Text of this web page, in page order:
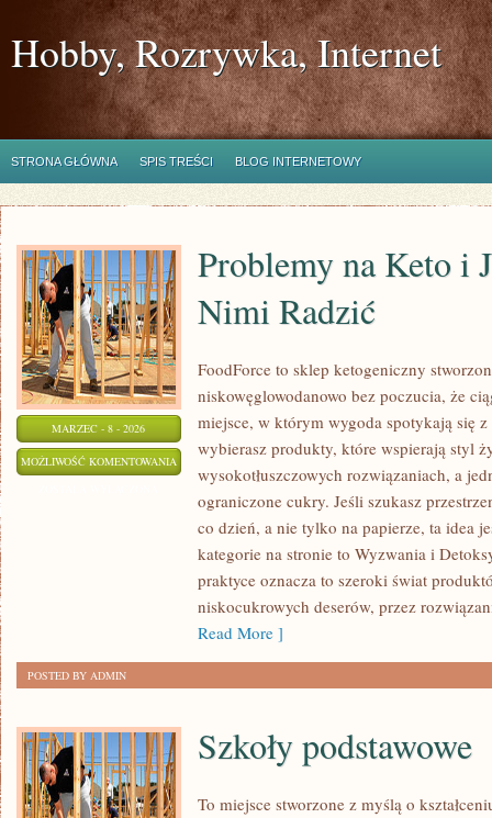
Hobby, Rozrywka, Internet
STRONA GŁÓWNA SPIS TREŚCI BLOG INTERNETOWY
MARZEC - 8 - 2026
MOŻLIWOŚĆ KOMENTOWANIA PROBLEMY
Problemy na Keto i
Nimi Radzić
FoodForce to sklep ketogeniczny
niskowęglowodanowo bez poczucia, że
miejsce, w którym wygoda spotykają się
wybierasz produkty, które wspierają styl
wysokotłuszczowych rozwiązaniach, a
ograniczone cukry. Jeśli szukasz
co dzień, a nie tylko na papierze, ta idea
kategorie na stronie to Wyzwania i
praktyce oznacza to szeroki świat
niskocukrowych deserów, przez
Read More ]
POSTED BY ADMIN
Szkoły podstawowe
To miejsce stworzone z myślą o